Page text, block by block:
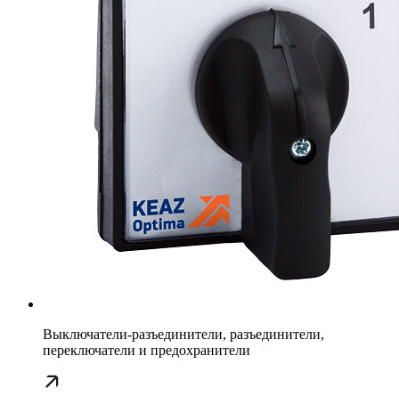
Выключатели-разъединители, разъединители,
переключатели и предохранители